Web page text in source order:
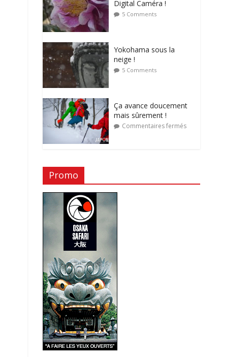
Digital Caméra !
5 Comments
Yokohama sous la
neige !
5 Comments
Ça avance doucement
mais sûrement !
Commentaires fermés
Promo